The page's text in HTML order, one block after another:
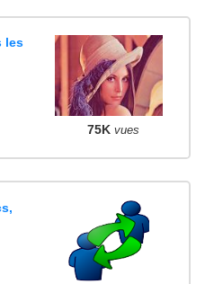
les
75K vues